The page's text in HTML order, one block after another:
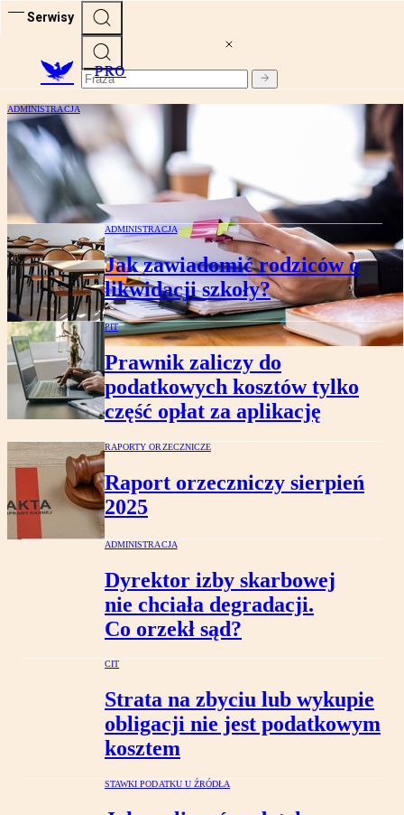
Serwisy
PRO
ADMINISTRACJA
Problem z opodatkowaniem CFC.
Niekonsekwentne regulacje to problem
dla podatników i fiskusa
ADMINISTRACJA
Jak zawiadomić rodziców o
likwidacji szkoły?
PIT
Prawnik zaliczy do
podatkowych kosztów tylko
część opłat za aplikację
RAPORTY ORZECZNICZE
Raport orzeczniczy sierpień
2025
ADMINISTRACJA
Dyrektor izby skarbowej
nie chciała degradacji.
Co orzekł sąd?
CIT
Strata na zbyciu lub wykupie
obligacji nie jest podatkowym
kosztem
STAWKI PODATKU U ŹRÓDŁA